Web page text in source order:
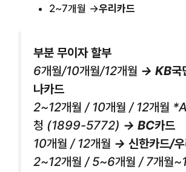
2~7개월 →우리카드
부분 무이자 할부
6개월/10개월/12개월 → KB국
나카드
2~12개월 / 10개월 / 12개월 *
청 (1899-5772) → BC카드
10개월 / 12개월 → 신한카드/우
2~12개월 / 5~6개월 / 7개월